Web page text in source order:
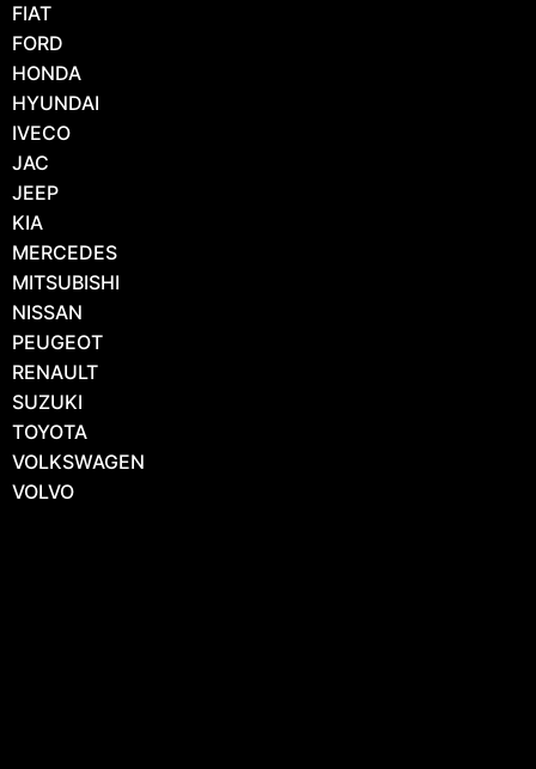
FIAT
FORD
HONDA
HYUNDAI
IVECO
JAC
JEEP
KIA
MERCEDES
MITSUBISHI
NISSAN
PEUGEOT
RENAULT
SUZUKI
TOYOTA
VOLKSWAGEN
VOLVO